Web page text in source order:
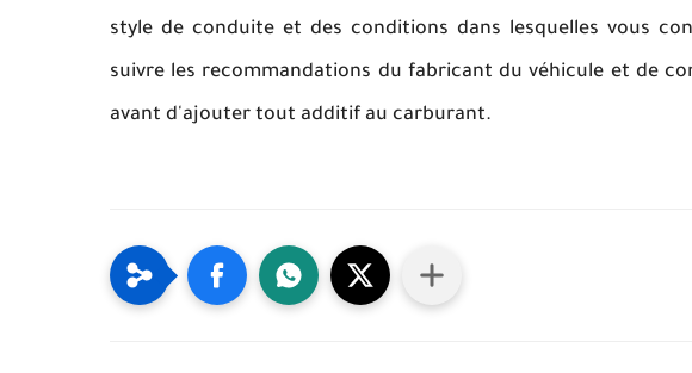
style de conduite et des conditions dans lesquelles vous
suivre les recommandations du fabricant du véhicule et de
avant d'ajouter tout additif au carburant.